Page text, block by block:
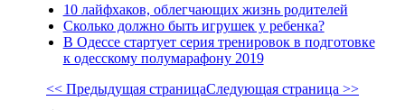
10 лайфхаков, облегчающих жизнь родителей
Сколько должно быть игрушек у ребенка?
В Одессе стартует серия тренировок в подготовке
к одесскому полумарафону 2019
<< Предыдущая страницаСледующая страница >>